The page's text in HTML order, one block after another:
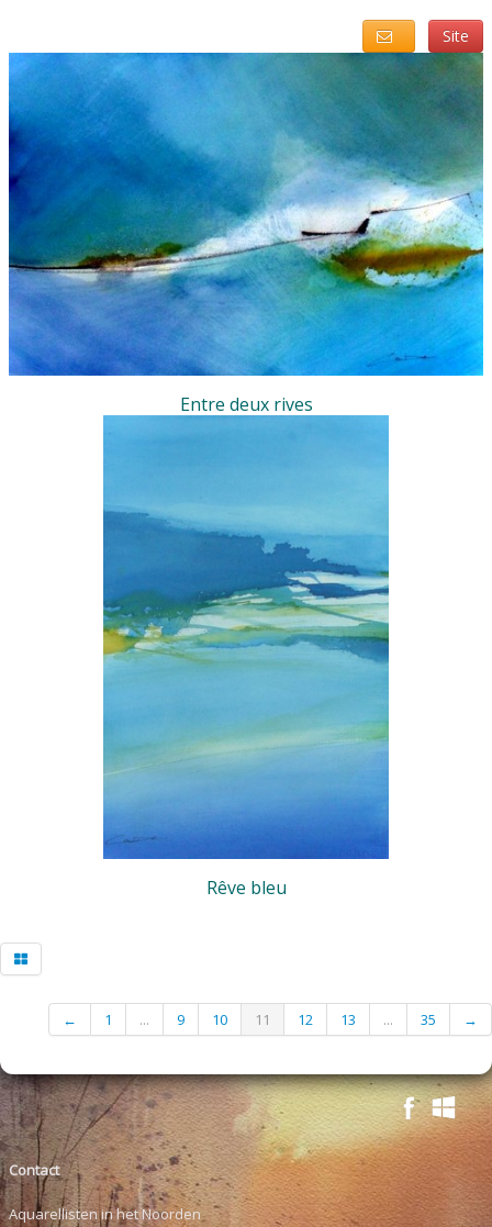
Site
Entre deux rives
Rêve bleu
← 1 ... 9 10 11 12 13 ... 35 →
Contact
Aquarellisten in het Noorden